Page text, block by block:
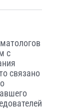
с
связано